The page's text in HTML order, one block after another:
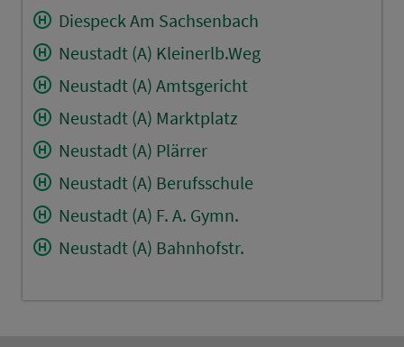
Diespeck Am Sachsenbach
Neustadt (A) Kleinerlb.Weg
Neustadt (A) Amtsgericht
Neustadt (A) Marktplatz
Neustadt (A) Plärrer
Neustadt (A) Berufsschule
Neustadt (A) F. A. Gymn.
Neustadt (A) Bahnhofstr.